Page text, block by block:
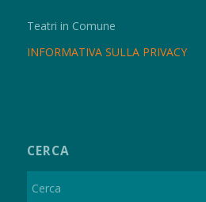
Teatri in Comune
INFORMATIVA SULLA PRIVACY
CERCA